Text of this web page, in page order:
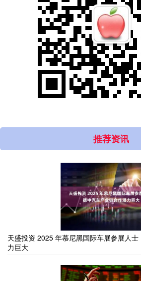
推荐资讯
天盛投资 2025 年慕尼黑国际车展参展人
力巨大